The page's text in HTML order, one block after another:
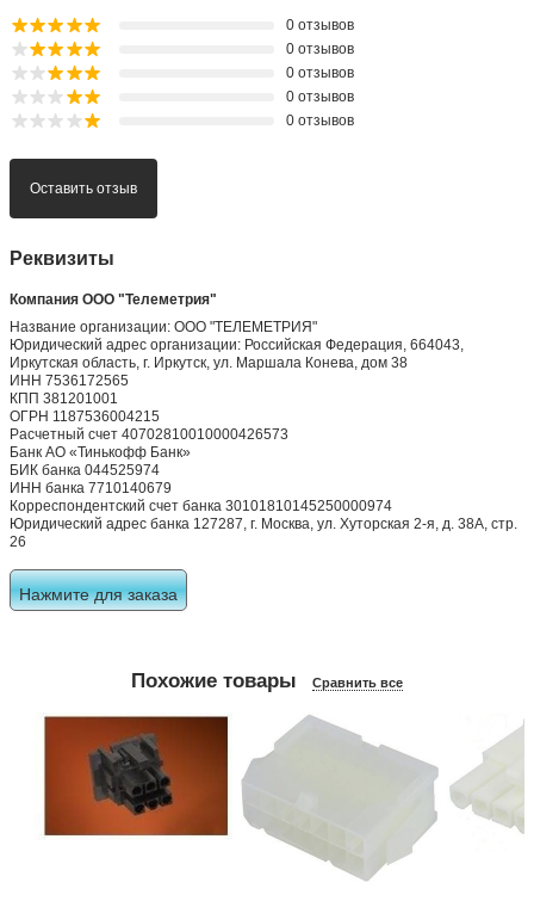
0 отзывов
0 отзывов
0 отзывов
0 отзывов
0 отзывов
Оставить отзыв
Реквизиты
Компания ООО "Телеметрия"
Название организации: ООО "ТЕЛЕМЕТРИЯ"
Юридический адрес организации: Российская Федерация, 664043,
Иркутская область, г. Иркутск, ул. Маршала Конева, дом 38
ИНН 7536172565
КПП 381201001
ОГРН 1187536004215
Расчетный счет 40702810010000426573
Банк АО «Тинькофф Банк»
БИК банка 044525974
ИНН банка 7710140679
Корреспондентский счет банка 30101810145250000974
Юридический адрес банка 127287, г. Москва, ул. Хуторская 2-я, д. 38А, стр.
26
Нажмите для заказа
Похожие товары Сравнить все